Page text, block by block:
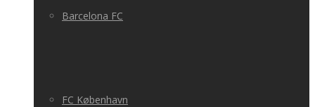
Barcelona FC
FC København